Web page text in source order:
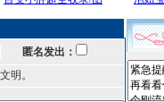
匿名发出：
明。